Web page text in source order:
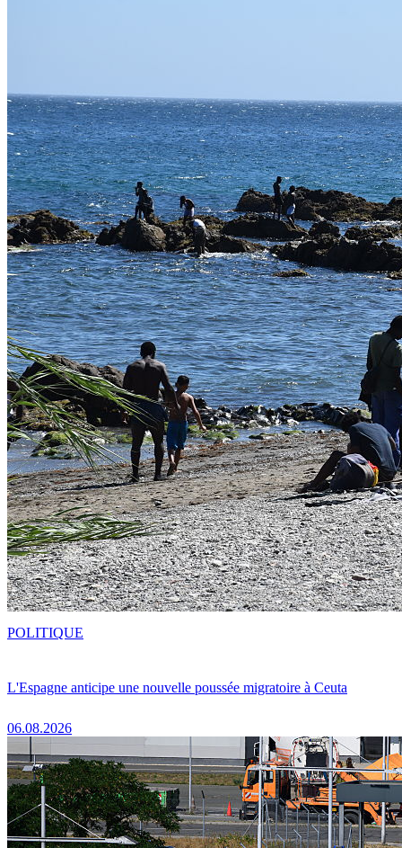
L'Espagne anticipe une nouvelle poussée migratoire à Ceuta
06.08.2026
POLITIQUE